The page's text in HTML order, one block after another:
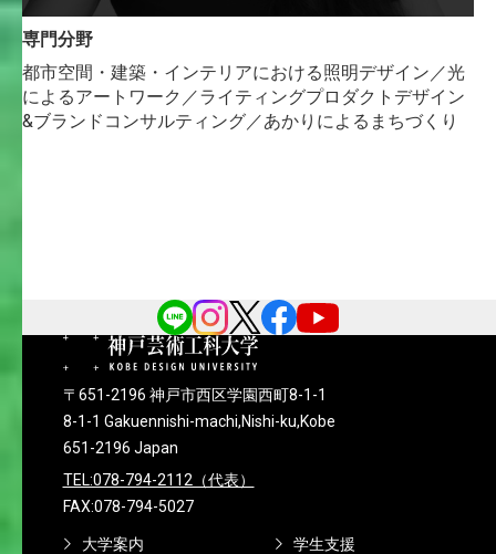
専門分野
都市空間・建築・インテリアにおける照明デザイン／光
によるアートワーク／ライティングプロダクトデザイン
&ブランドコンサルティング／あかりによるまちづくり
〒651-2196 神戸市西区学園西町8-1-1
8-1-1 Gakuennishi-machi,Nishi-ku,Kobe
651-2196 Japan
TEL:078-794-2112（代表）
FAX:078-794-5027
大学案内
学生支援